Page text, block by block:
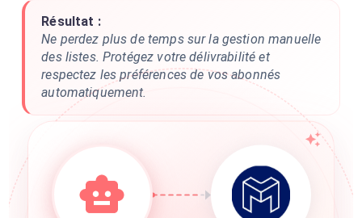
Résultat :
Ne perdez plus de temps sur la gestion manuelle
des listes. Protégez votre délivrabilité et
respectez les préférences de vos abonnés
automatiquement.